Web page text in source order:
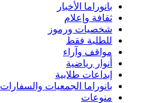
بانوراما الأخبار
ثقافة وإعلام
شخصيات ورموز
للطلبة فقط
مواقف وآراء
أنوار رياضية
إبداعات طلابية
بانوراما الجمعيات والسفارات
منوعات